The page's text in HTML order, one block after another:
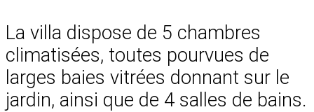
La villa dispose de 5 chambres
climatisées, toutes pourvues de
larges baies vitrées donnant sur le
jardin, ainsi que de 4 salles de bains.